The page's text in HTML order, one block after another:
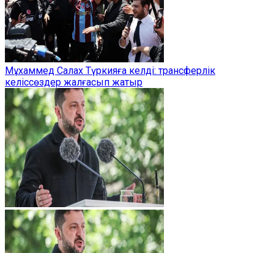
Мұхаммед Салах Түркияға келді: трансферлік
келіссөздер жалғасып жатыр